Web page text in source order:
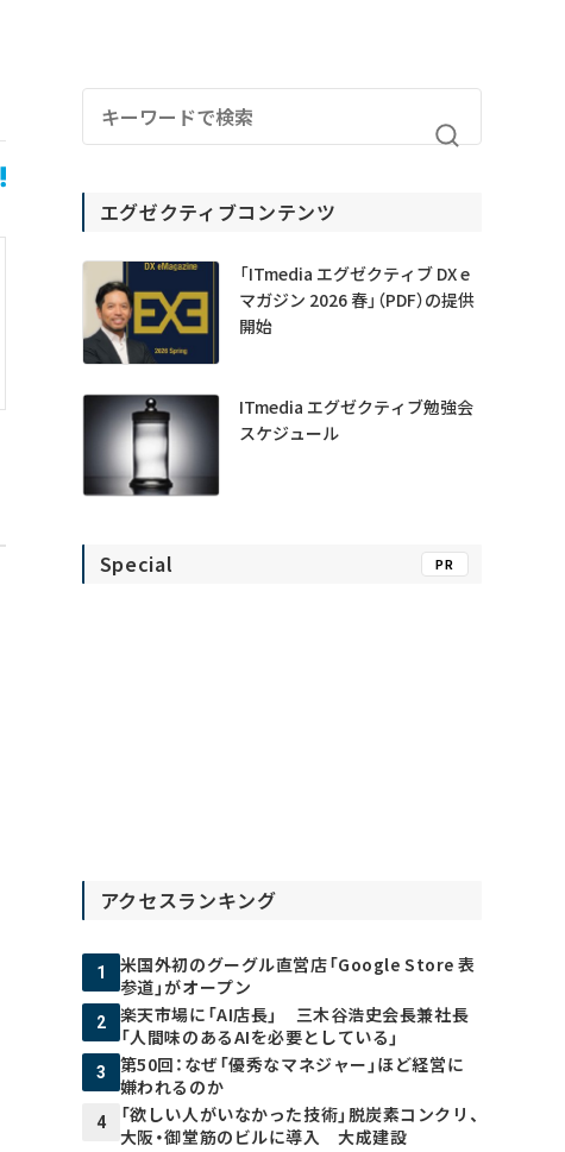
エグゼクティブコンテンツ
「ITmedia エグゼクティブ DX e
マガジン 2026 春」（PDF）の提供
開始
ITmedia エグゼクティブ勉強会
スケジュール
Special PR
アクセスランキング
1
米国外初のグーグル直営店「Google Store 表
参道」がオープン
2
楽天市場に「AI店長」 三木谷浩史会長兼社長
「人間味のあるAIを必要としている」
3
第50回：なぜ「優秀なマネジャー」ほど経営に
嫌われるのか
4
「欲しい人がいなかった技術」脱炭素コンクリ、
大阪・御堂筋のビルに導入 大成建設